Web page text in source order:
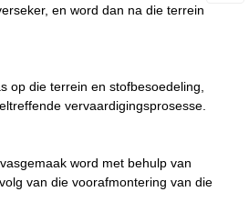
en word dan na die terrein
op die terrein en stofbesoedeling,
vervaardigingsprosesse.
word met behulp van
van die voorafmontering van die